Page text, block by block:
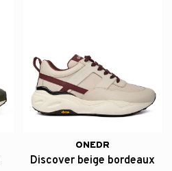
ONEDR
Discover beige bordeaux